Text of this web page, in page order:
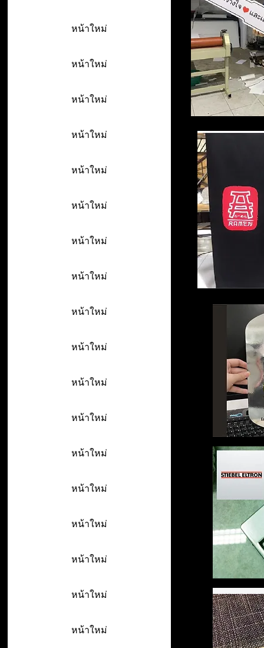
หน้าใหม่
หน้าใหม่
หน้าใหม่
หน้าใหม่
หน้าใหม่
หน้าใหม่
หน้าใหม่
หน้าใหม่
หน้าใหม่
หน้าใหม่
หน้าใหม่
หน้าใหม่
หน้าใหม่
หน้าใหม่
หน้าใหม่
หน้าใหม่
หน้าใหม่
หน้าใหม่